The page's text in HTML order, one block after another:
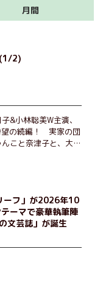
月間
(1/2)
&小林聡美W主演、
望の続編！ 実家の団
こと奈津子と、大学
を催したり。50代
幸せの日々を描く。
ーフ」が2026年10
ーマで豪華執筆陣
文芸誌」が誕生